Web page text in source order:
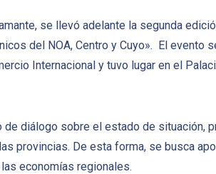
se llevó adelante la segunda
del NOA, Centro y Cuyo». El evento
Internacional y tuvo lugar en el
diálogo sobre el estado de situación,
provincias. De esta forma, se busca
economías regionales.